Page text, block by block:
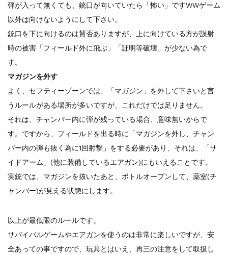
弾が入って無くても、銃口が向いていたら「怖い」ですWWゲーム
以外は向けないようにして下さい。
銃口を下に向けるのは賛否ありますが、上に向けている方が誤射
時の被害「フィールド外に飛ぶ」「証明等破壊」が少ない為で
す。
マガジンを外す
よく、セフティーゾーンでは、「マガジン」を外して下さいと言
うルールがある場所が多いですが、これだけでは足りません。
それは、チャンバー内に弾が残っている場合、意味無いからで
す。ですから、フィールドを出る時に「マガジンを外し、チャン
バー内の弾も抜く為に1回射撃」をする必要があり、それは、「サ
イドアーム」(他に装備しているエアガン)にもいえることです。
実銃では、マガジンを抜いたあと、ボトルオープンして、薬室(チ
ャンバー)が見える状態にします。
以上が最低限のルールです。
サバイバルゲームやエアガンを使うのは非常に楽しいですが、安
全あっての事ですので、玩具とはいえ、再三の注意をして取扱し